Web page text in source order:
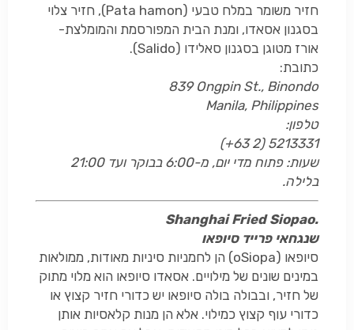
חזיר משומר במלח טבעי (Pata hamon), חזיר צלוי
בסגנון אסאדו, ומנת הבית המפורסמת והמומלצת-
אורז מטוגן בסגנון סאלידו (Salido
).
כתובת:
839 Ongpin St., Binondo
Manila, Philippines
טלפון:
(+63 2) 5213331
שעות: פתוח מדי יום, מ-6:00 בבוקר ועד 21:00
בלילה.
Shanghai Fried Siopao.
שנגחאי פרייד סיופאו
סיופאו (Siopa
o) הן לחמניות סיניות מאודות, ממולאות
במינים שונים של מילויים. אסאדו סיופאו הוא מלוי מתוק
של חזיר, ובבולה בולה סיופאו יש כדורי חזיר קצוץ או
כדורי עוף קצוץ כמילוי. אלא הן מנות קלאסיות אותן